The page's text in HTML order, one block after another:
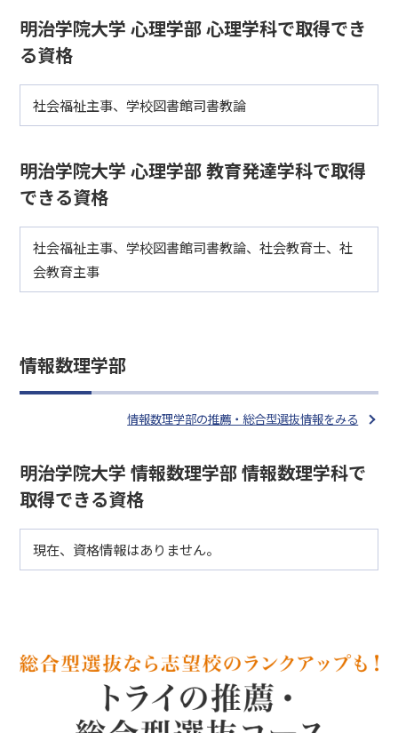
明治学院大学 心理学部 心理学科で取得でき
る資格
社会福祉主事、学校図書館司書教論
明治学院大学 心理学部 教育発達学科で取得
できる資格
社会福祉主事、学校図書館司書教論、社会教育士、社
会教育主事
情報数理学部
情報数理学部の推薦・総合型選抜情報をみる
明治学院大学 情報数理学部 情報数理学科で
取得できる資格
現在、資格情報はありません。